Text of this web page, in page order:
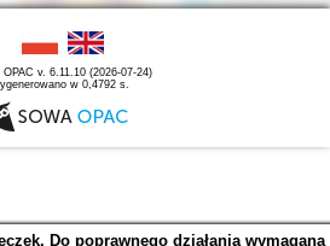
OPAC v. 6.11.10 (2026-07-24)
w 0,4792 s.
Do poprawnego działania wymagana